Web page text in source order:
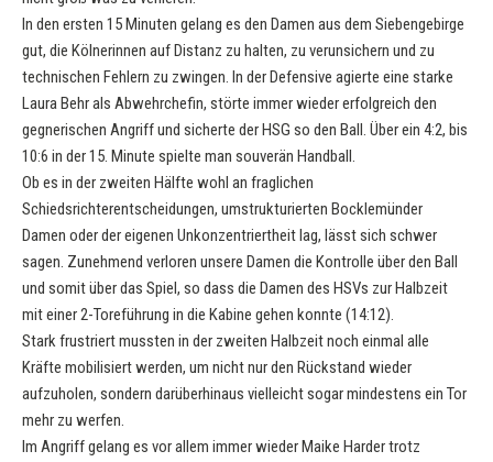
In den ersten 15 Minuten gelang es den Damen aus dem Siebengebirge
gut, die Kölnerinnen auf Distanz zu halten, zu verunsichern und zu
technischen Fehlern zu zwingen. In der Defensive agierte eine starke
Laura Behr als Abwehrchefin, störte immer wieder erfolgreich den
gegnerischen Angriff und sicherte der HSG so den Ball. Über ein 4:2, bis
10:6 in der 15. Minute spielte man souverän Handball.
Ob es in der zweiten Hälfte wohl an fraglichen
Schiedsrichterentscheidungen, umstrukturierten Bocklemünder
Damen oder der eigenen Unkonzentriertheit lag, lässt sich schwer
sagen. Zunehmend verloren unsere Damen die Kontrolle über den Ball
und somit über das Spiel, so dass die Damen des HSVs zur Halbzeit
mit einer 2-Toreführung in die Kabine gehen konnte (14:12).
Stark frustriert mussten in der zweiten Halbzeit noch einmal alle
Kräfte mobilisiert werden, um nicht nur den Rückstand wieder
aufzuholen, sondern darüberhinaus vielleicht sogar mindestens ein Tor
mehr zu werfen.
Im Angriff gelang es vor allem immer wieder Maike Harder trotz